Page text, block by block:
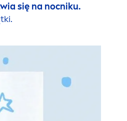
się na nocniku.